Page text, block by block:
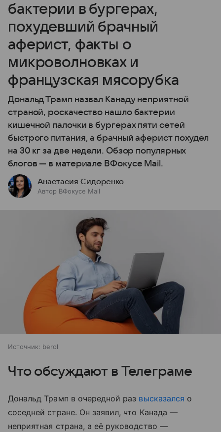
бактерии в бургерах,
похудевший брачный
аферист, факты о
микроволновках и
французская мясорубка
Дональд Трамп назвал Канаду неприятной
страной, роскачество нашло бактерии
кишечной палочки в бургерах пяти сетей
быстрого питания, а брачный аферист похудел
на 30 кг за две недели. Обзор популярных
блогов — в материале ВФокусе Mail.
Анастасия Сидоренко
Автор ВФокусе Mail
Источник: berol
Что обсуждают в Телеграме
Дональд Трамп в очередной раз высказался о
соседней стране. Он заявил, что Канада —
неприятная страна, а её руководство —